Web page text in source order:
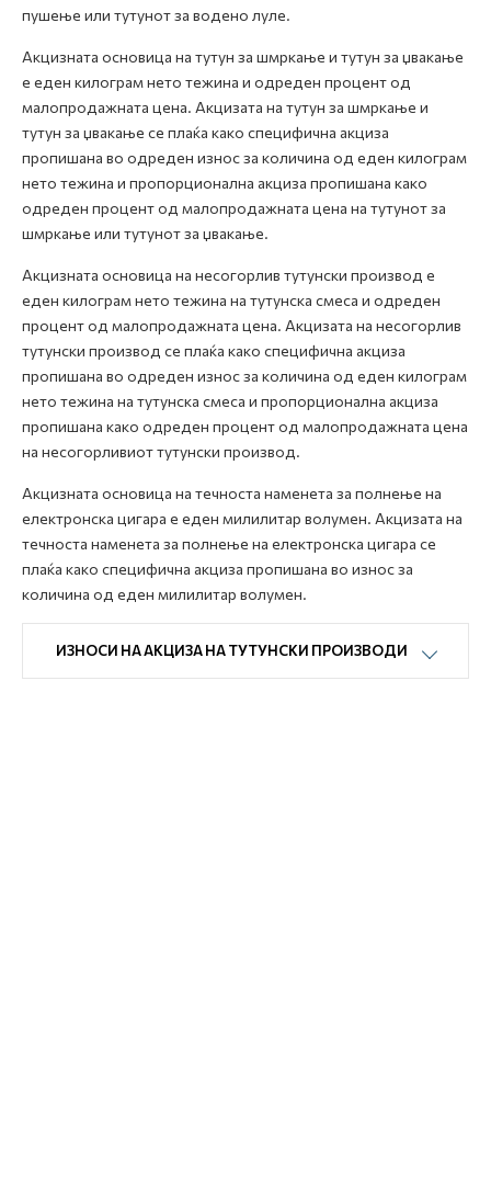
пушење или тутунот за водено луле.
Акцизната основица на тутун за шмркање и тутун за џвакање
е еден килограм нето тежина и одреден процент од
малопродажната цена. Акцизата на тутун за шмркање и
тутун за џвакање се плаќа како специфична акциза
пропишана во одреден износ за количина од еден килограм
нето тежина и пропорционална акциза пропишана како
одреден процент од малопродажната цена на тутунот за
шмркање или тутунот за џвакање.
Акцизната основица на несогорлив тутунски производ е
еден килограм нето тежина на тутунска смеса и одреден
процент од малопродажната цена. Акцизата на несогорлив
тутунски производ се плаќа како специфична акциза
пропишана во одреден износ за количина од еден килограм
нето тежина на тутунска смеса и пропорционална акциза
пропишана како одреден процент од малопродажната цена
на несогорливиот тутунски производ.
Акцизната основица на течноста наменета за полнење на
електронска цигара е еден милилитар волумен. Акцизата на
течноста наменета за полнење на електронска цигара се
плаќа како специфична акциза пропишана во износ за
количина од еден милилитар волумен.
ИЗНОСИ НА АКЦИЗА НА ТУТУНСКИ ПРОИЗВОДИ